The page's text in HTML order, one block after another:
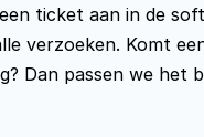
ticket aan in de
verzoeken. Komt
Dan passen we het